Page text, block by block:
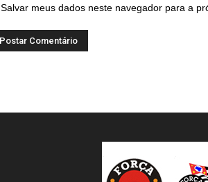
Salvar meus dados neste navegador para a